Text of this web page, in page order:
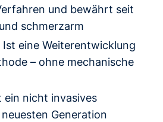
und bewährt seit
schmerzarm
Ist eine Weiterentwicklung
– ohne mechanische
ein nicht invasives
Generation